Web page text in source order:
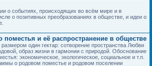
о событиях, происходящих во всём мире и в
о позитивных преобразованиях в обществе, и идеи о
поместья и её распространение в обществе
один гектар: сотворение пространства Любви
образ жизни в гармонии с природой. Обоснование
экономическое, экологическое, социальное и т.п.
о родовом поместье и родовом поселении